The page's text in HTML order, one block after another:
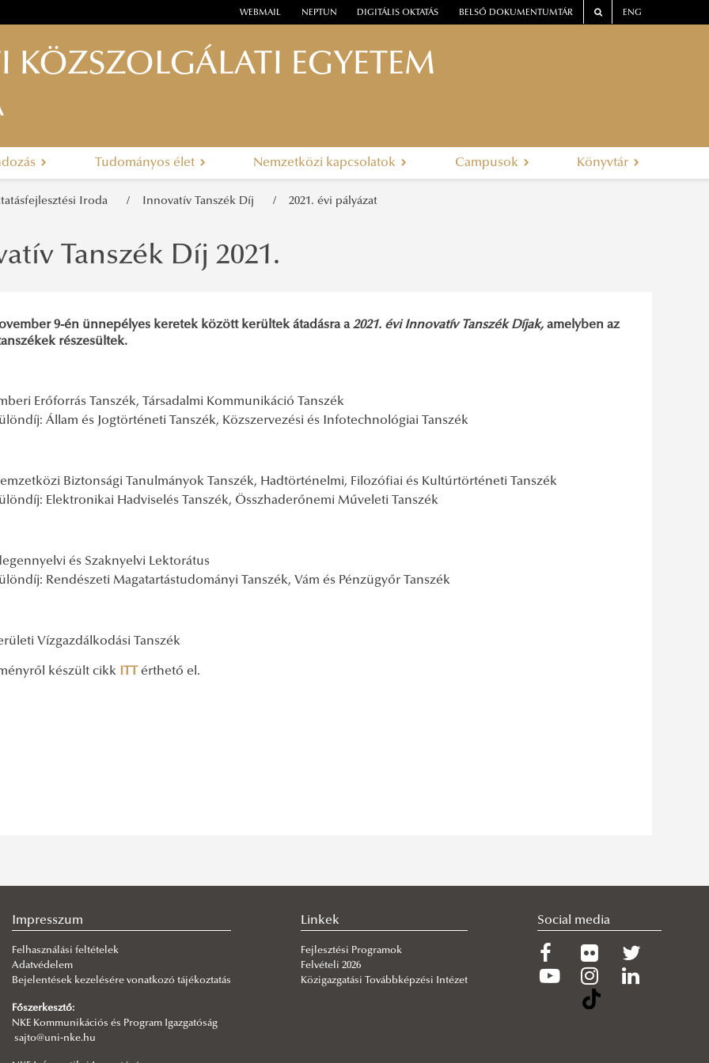
WEBMAIL NEPTUN DIGITÁLIS OKTATÁS BELSŐ DOKUMENTUMTÁR ENG
KÖZSZOLGÁLATI EGYETEM
Tudományos élet Nemzetközi kapcsolatok Campusok Könyvtár
Iroda Innovatív Tanszék Díj 2021. évi pályázat
Tanszék Díj 2021.
9-én ünnepélyes keretek között kerültek átadásra a2021. évi Innovatív Tanszék Díjak, amelyben az
részesültek.
Erőforrás Tanszék, Társadalmi Kommunikáció Tanszék
Állam és Jogtörténeti Tanszék, Közszervezési és Infotechnológiai Tanszék
Biztonsági Tanulmányok Tanszék, Hadtörténelmi, Filozófiai és Kultúrtörténeti Tanszék
Elektronikai Hadviselés Tanszék, Összhaderőnemi Műveleti Tanszék
és Szaknyelvi Lektorátus
Rendészeti Magatartástudományi Tanszék, Vám és Pénzügyőr Tanszék
Vízgazdálkodási Tanszék
készült cikk ITT érthető el.
Impresszum
Felhasználási feltételek
Adatvédelem
Bejelentések kezelésére vonatkozó tájékoztatás
Főszerkesztő:
NKE Kommunikációs és Program Igazgatóság
sajto@uni-nke.hu
Linkek
Fejlesztési Programok
Felvételi 2026
Közigazgatási Továbbképzési Intézet
Social media